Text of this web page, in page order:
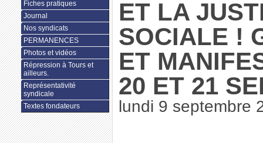
ET LA
SOCIALE !
ET
20 ET 21
lundi 9 septembre
Fiches pratiques
Journal
Nos syndicats
PERMANENCES
Photos et vidéos
Répression à Tours et
ailleurs.
Représentativité
syndicale
Textes fondateurs